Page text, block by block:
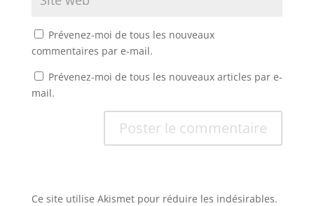
Prévenez-moi de tous les nouveaux
commentaires par e-mail.
Prévenez-moi de tous les nouveaux articles par e-
mail.
Ce site utilise Akismet pour réduire les indésirables.